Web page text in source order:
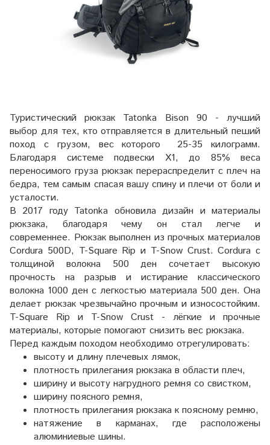
Туристический рюкзак Tatonka Bison 90 - лучший
выбор для тех, кто отправляется в длительный пеший
поход c грузом, вес которого 25-35 килограмм.
Благодаря системе подвески Х1, до 85% веса
переносимого груза рюкзак перераспределит с плеч на
бедра, тем самым спасая вашу спину и плечи от боли и
усталости.
В 2017 году Tatonka обновила дизайн и материалы
рюкзака, благодаря чему он стал легче и
современнее. Рюкзак выполнен из прочных материалов
Cordura 500D, T-Square Rip и T-Snow Crust. Cordura с
толщиной волокна 500 ден сочетает высокую
прочность на разрыв и истирание классического
волокна 1000 ден с легкостью материала 500 ден. Она
делает рюкзак чрезвычайно прочным и износостойким.
T-Square Rip и T-Snow Crust - лёгкие и прочные
материалы, которые помогают снизить вес рюкзака.
Перед каждым походом необходимо отрегулировать:
высоту и длину плечевых лямок,
плотность прилегания рюкзака в области плеч,
ширину и высоту нагрудного ремня со свистком,
ширину поясного ремня,
плотность прилегания рюкзака к поясному ремню,
натяжение в карманах, где расположены
алюминиевые шины.